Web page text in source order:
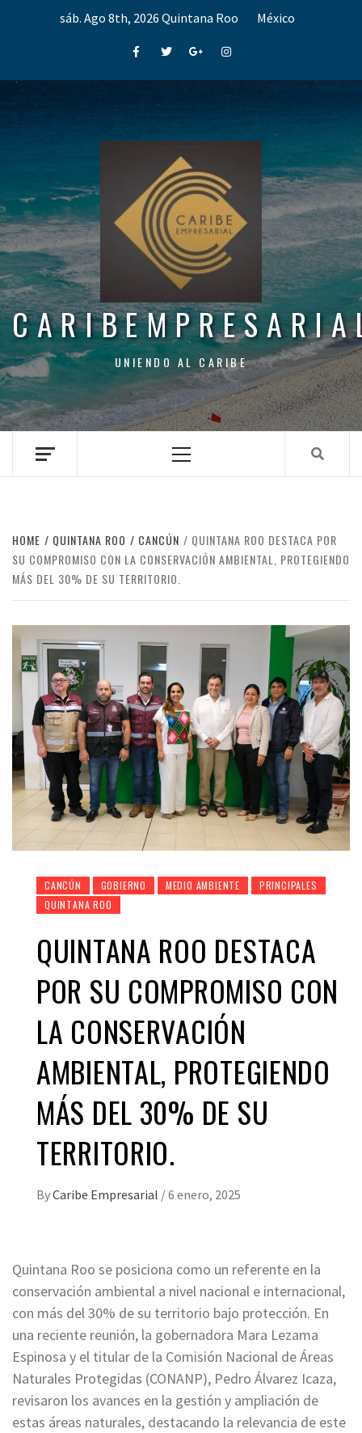
sáb. Ago 8th, 2026 Quintana Roo México
FacebookTwitterGoogle+Instagram
UNIENDO AL CARIBE
Menu
HOME QUINTANA ROO CANCÚN
QUINTANA ROO DESTACA POR
SU COMPROMISO CON LA CONSERVACIÓN AMBIENTAL, PROTEGIENDO
MÁS DEL 30% DE SU TERRITORIO.
CANCÚN GOBIERNO MEDIO AMBIENTE
PRINCIPALES
QUINTANA ROO
QUINTANA ROO DESTACA
POR SU COMPROMISO CON
LA CONSERVACIÓN
AMBIENTAL, PROTEGIENDO
MÁS DEL 30% DE SU
TERRITORIO.
ByCaribe Empresarial /6 enero, 2025
Quintana Roo se posiciona como un referente en la
conservación ambiental a nivel nacional e internacional,
con más del 30% de su territorio bajo protección. En
una reciente reunión, la gobernadora Mara Lezama
Espinosa y el titular de la Comisión Nacional de Áreas
Naturales Protegidas (CONANP), Pedro Álvarez Icaza,
revisaron los avances en la gestión y ampliación de
estas áreas naturales, destacando la relevancia de este